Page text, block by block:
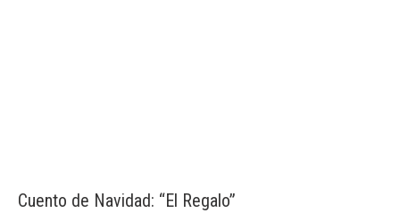
Cuento de Navidad: “El Regalo”